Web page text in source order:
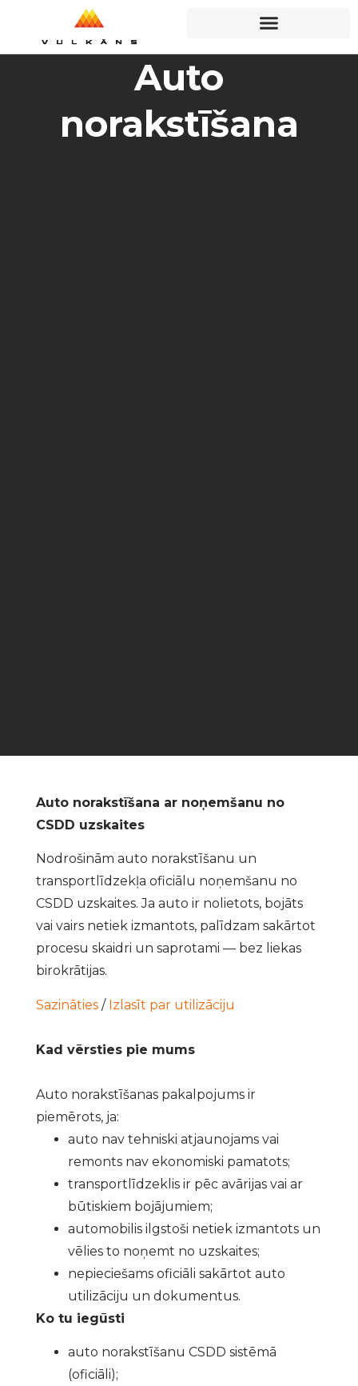
Auto
norakstīšana
Auto norakstīšana ar noņemšanu no
CSDD uzskaites
Nodrošinām auto norakstīšanu un
transportlīdzekļa oficiālu noņemšanu no
CSDD uzskaites. Ja auto ir nolietots, bojāts
vai vairs netiek izmantots, palīdzam sakārtot
procesu skaidri un saprotami — bez liekas
birokrātijas.
Sazināties/ Izlasīt par utilizāciju
Kad vērsties pie mums
Auto norakstīšanas pakalpojums ir
piemērots, ja:
auto nav tehniski atjaunojams vai
remonts nav ekonomiski pamatots;
transportlīdzeklis ir pēc avārijas vai ar
būtiskiem bojājumiem;
automobilis ilgstoši netiek izmantots un
vēlies to noņemt no uzskaites;
nepieciešams oficiāli sakārtot auto
utilizāciju un dokumentus.
Ko tu iegūsti
auto norakstīšanu CSDD sistēmā
(oficiāli);